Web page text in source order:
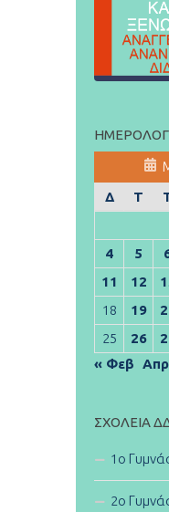
Δ
Τ
4
5
11
12
18
19
25
26
« Φεβ
ΣΧΟΛΕΊΑ
1ο
2ο